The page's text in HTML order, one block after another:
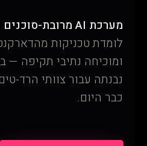
מערכת AI מרובת-סוכנים
לומדת טכניקות
ומוכיחה נתיבי תקיפה —
נבנתה עבור צוותי הרד-
כבר היום.